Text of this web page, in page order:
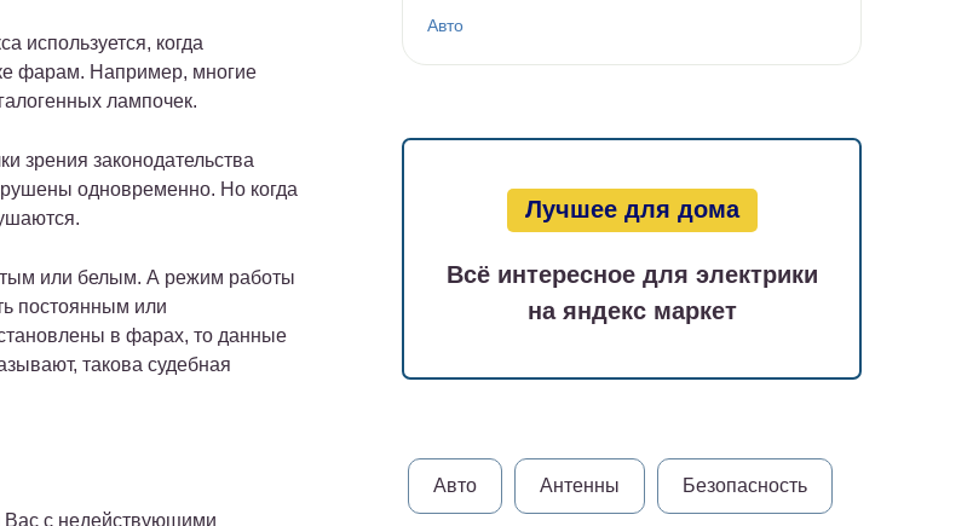
используется, когда
фарам. Например, многие
лампочек.
зрения законодательства
одновременно. Но когда
или белым. А режим работы
постоянным или
в фарах, то данные
такова судебная
Вас с недействующими
Авто
Лучшее для дома
Всё интересное для электрики
на яндекс маркет
Авто Антенны Безопасность